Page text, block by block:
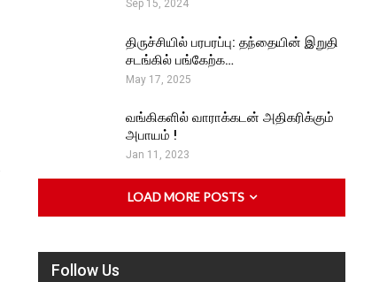
Sep 15, 2024
திருச்சியில் பரபரப்பு: தந்தையின் இறுதி
சடங்கில் பங்கேற்க…
May 17, 2025
வங்கிகளில் வாராக்கடன் அதிகரிக்கும்
அபாயம் !
Jan 11, 2023
LOAD MORE POSTS
Follow Us